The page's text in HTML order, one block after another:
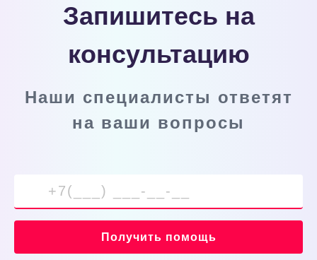
Запишитесь на
консультацию
Наши специалисты ответят
на ваши вопросы
Получить помощь